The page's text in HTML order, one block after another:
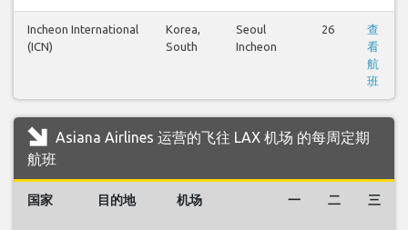
Incheon International
(ICN)
Korea,
South
Seoul
Incheon
26
查
看
航
班
Asiana Airlines 运营的飞往 LAX 机场 的每周定期
航班
国家 目的地 机场 一 二 三